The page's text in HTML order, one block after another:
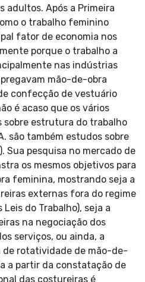
adultos. Após a Primeira
o trabalho feminino
fator de economia nos
porque o trabalho a
nas indústrias
mão-de-obra
confecção de vestuário
é acaso que os vários
sobre estrutura do trabalho
são também estudos sobre
Sua pesquisa no mercado de
os mesmos objetivos para
feminina, mostrando seja a
externas fora do regime
Leis do Trabalho), seja a
na negociação dos
serviços, ou ainda, a
de rotatividade de mão-de-
a partir da constatação de
das costureiras é